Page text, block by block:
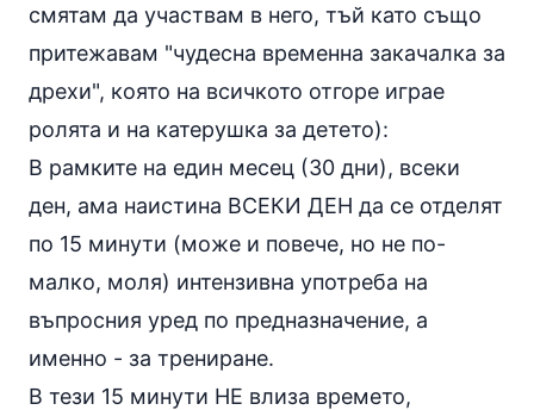
смятам да участвам в него, тъй като също
притежавам "чудесна временна закачалка за
дрехи", която на всичкото отгоре играе
ролята и на катерушка за детето):
В рамките на един месец (30 дни), всеки
ден, ама наистина ВСЕКИ ДЕН да се отделят
по 15 минути (може и повече, но не по-
малко, моля) интензивна употреба на
въпросния уред по предназначение, а
именно - за трениране.
В тези 15 минути НЕ влиза времето,